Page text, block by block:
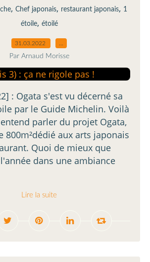
, Chef japonais, restaurant japonais, 1
étoile, étoilé
31.03.2022
Par Arnaud Morisse
: Ogata s'est vu décerné sa
par le Guide Michelin. Voilà
parler du projet Ogata,
800m²dédié aux arts japonais
Quoi de mieux que
dans une ambiance
Lire la suite